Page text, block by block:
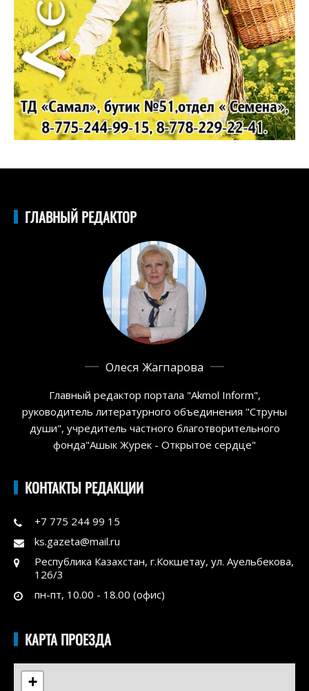
ГЛАВНЫЙ РЕДАКТОР
Олеся Жагпарова
Главный редактор портала "Akmol Inform",
руководитель литературного объединения "Струны
души", учредитель частного благотворительного
фонда"Ашык Журек - Открытое сердце"
КОНТАКТЫ РЕДАКЦИИ
+7 775 244 99 15
ks.gazeta@mail.ru
Республика Казахстан, г.Кокшетау, ул. Ауельбекова,
126/3
пн-пт, 10.00 - 18.00 (офис)
КАРТА ПРОЕЗДА
+